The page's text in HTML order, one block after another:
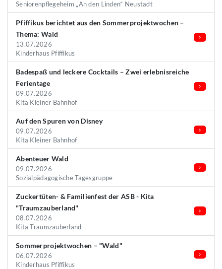
Seniorenpflegeheim „An den Linden“ Neustadt
Pfiffikus berichtet aus den Sommerprojektwochen –
Thema: Wald
13.07.2026
Kinderhaus Pfiffikus
Badespaß und leckere Cocktails – Zwei erlebnisreiche
Ferientage
09.07.2026
Kita Kleiner Bahnhof
Auf den Spuren von Disney
09.07.2026
Kita Kleiner Bahnhof
Abenteuer Wald
09.07.2026
Sozialpädagogische Tagesgruppe
Zuckertüten- & Familienfest der ASB - Kita
"Traumzauberland"
08.07.2026
Kita Traumzauberland
Sommerprojektwochen – "Wald"
06.07.2026
Kinderhaus Pfiffikus